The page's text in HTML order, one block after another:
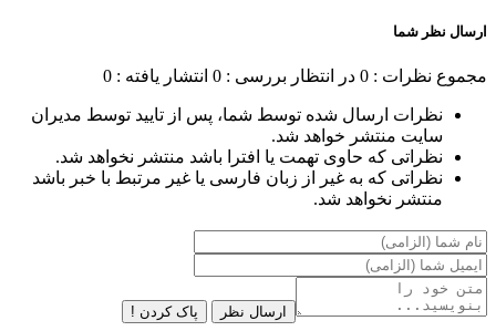
ارسال نظر شما
مجموع نظرات : 0 در انتظار بررسی : 0 انتشار یافته : 0
نظرات ارسال شده توسط شما، پس از تایید توسط مدیران
سایت منتشر خواهد شد.
نظراتی که حاوی تهمت یا افترا باشد منتشر نخواهد شد.
نظراتی که به غیر از زبان فارسی یا غیر مرتبط با خبر باشد
منتشر نخواهد شد.
ارسال نظر پاک کردن !